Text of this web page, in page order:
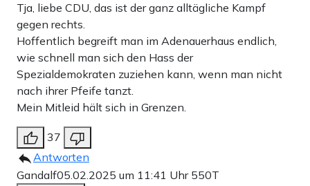
Tja, liebe CDU, das ist der ganz alltägliche Kampf
gegen rechts.
Hoffentlich begreift man im Adenauerhaus endlich,
wie schnell man sich den Hass der
Spezialdemokraten zuziehen kann, wenn man nicht
nach ihrer Pfeife tanzt.
Mein Mitleid hält sich in Grenzen.
37
Antworten
Gandalf05.02.2025 um 11:41 Uhr 550T